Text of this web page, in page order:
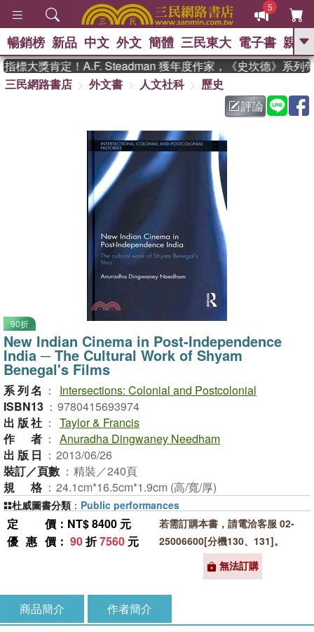
5
GO
熱搜： 東野圭吾 、
父親節 、 如果歷
暑期推薦 、 國際布克
獎 臺灣漫遊錄 、 方念華
登輝時代 、 數學女孩：黎曼猜想
偉大的迷走神經
暢銷榜 新品 中文 外文 簡體 三民東大 電子書 親子
標大獎肯定！A.F. Steadman 獲年度作家，《史坎德》系列帶
三民網路書店
外文書 人文社科
歷史
評論
90折
New Indian Cinema in Post-Independence
India ─ The Cultural Work of Shyam
Benegal's Films
系列名 ：
Intersections: Colonial and Postcolonial
ISBN13 ： 9780415693974
出版社 ： Taylor & Francis
作者 ： Anuradha Dingwaney Needham
出版日 ： 2013/06/26
裝訂／頁數 ： 精裝／240頁
規格 ： 24.1cm*16.5cm*1.9cm (高/寬/厚)
定價 ：NT$ 8400 元
優惠價 ： 90折7560 元
若需訂購本書，請電洽客服 02-
25006600[分機130、131]。
無法訂購
杜威圖書分類 ： Public performances
商品簡介 作者簡介